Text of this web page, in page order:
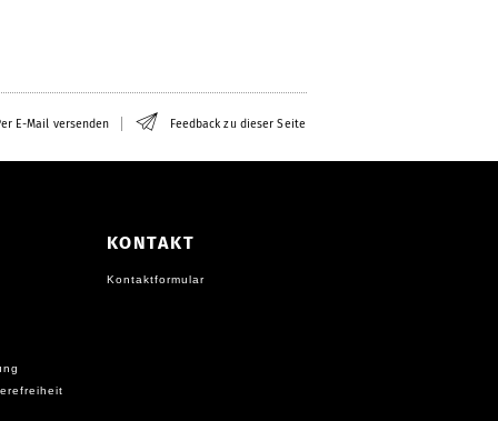
E-Mail versenden Feedback zu dieser Seite
KONTAKT
Kontaktformular